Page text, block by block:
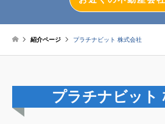
不動産投資
マンション売却
土地売却
紹介ページ プラチナビット 株式会社
プラチナビット